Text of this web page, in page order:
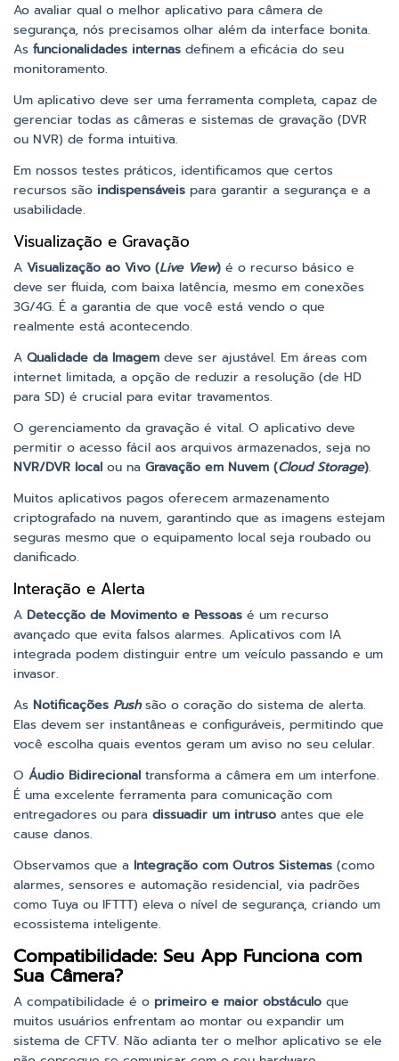
Ao avaliar qual o melhor aplicativo para câmera de
segurança, nós precisamos olhar além da interface bonita.
As funcionalidades internas definem a eficácia do seu
monitoramento.
Um aplicativo deve ser uma ferramenta completa, capaz de
gerenciar todas as câmeras e sistemas de gravação (DVR
ou NVR) de forma intuitiva.
Em nossos testes práticos, identificamos que certos
recursos são indispensáveis para garantir a segurança e a
usabilidade.
Visualização e Gravação
A Visualização ao Vivo (Live View) é o recurso básico e
deve ser fluida, com baixa latência, mesmo em conexões
3G/4G. É a garantia de que você está vendo o que
realmente está acontecendo.
A Qualidade da Imagem deve ser ajustável. Em áreas com
internet limitada, a opção de reduzir a resolução (de HD
para SD) é crucial para evitar travamentos.
O gerenciamento da gravação é vital. O aplicativo deve
permitir o acesso fácil aos arquivos armazenados, seja no
NVR/DVR local ou na Gravação em Nuvem (Cloud Storage).
Muitos aplicativos pagos oferecem armazenamento
criptografado na nuvem, garantindo que as imagens estejam
seguras mesmo que o equipamento local seja roubado ou
danificado.
Interação e Alerta
A Detecção de Movimento e Pessoas é um recurso
avançado que evita falsos alarmes. Aplicativos com IA
integrada podem distinguir entre um veículo passando e um
invasor.
As Notificações Pushsão o coração do sistema de alerta.
Elas devem ser instantâneas e configuráveis, permitindo que
você escolha quais eventos geram um aviso no seu celular.
O Áudio Bidirecional transforma a câmera em um interfone.
É uma excelente ferramenta para comunicação com
entregadores ou para dissuadir um intruso antes que ele
cause danos.
Observamos que a Integração com Outros Sistemas (como
alarmes, sensores e automação residencial, via padrões
como Tuya ou IFTTT) eleva o nível de segurança, criando um
ecossistema inteligente.
Compatibilidade: Seu App Funciona com
Sua Câmera?
A compatibilidade é o primeiro e maior obstáculo que
muitos usuários enfrentam ao montar ou expandir um
sistema de CFTV. Não adianta ter o melhor aplicativo se ele